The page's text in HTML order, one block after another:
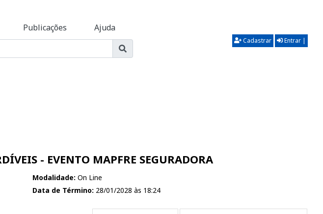
Publicações Ajuda
Cadastrar Entrar |
- EVENTO MAPFRE SEGURADORA
Modalidade: On Line
Data de Término: 28/01/2028 às 18:24